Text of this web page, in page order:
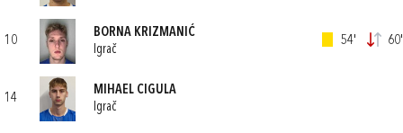
10
BORNA KRIZMANIĆ
Igrač
54' 60'
14
MIHAEL CIGULA
Igrač